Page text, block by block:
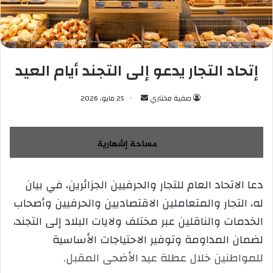
إتحاد التجار يدعو إلى التجند أيام العيد
صفية مختاري
س
ل
ب
ي
د
ا
ل
ك
25 مايو، 2026
دعا الاتحاد العام للتجار والحرفيين الجزائرين، في بيان
له، التجار والمتعاملين الاقتصاديين والحرفيين وأصحاب
الخدمات والناقلين عبر مختلف ولايات البلاد إلى التجند،
لضمان المداومة وتوفير الاحتياجات الأساسية
للمواطنين خلال عطلة عيد الأضحى المقبل.